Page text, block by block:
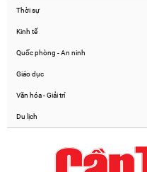
Thời sự
Kinh tế
Quốc phòng - An ninh
Giáo dục
Văn hóa - Giải trí
Du lịch